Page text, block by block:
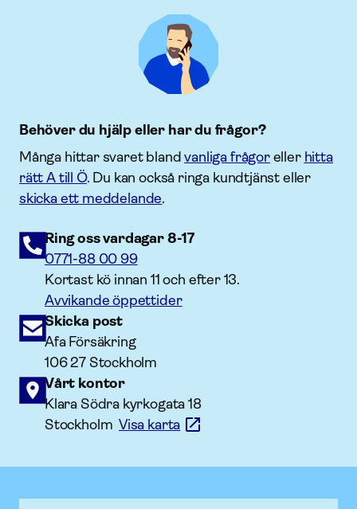
Behöver du hjälp eller har du frågor?
Många hittar svaret blandvanliga frågoreller hitta
rätt A till Ö. Du kan också ringa kundtjänst eller
skicka ett meddelande.
Ring oss vardagar 8-17
0771-88 00 99
Kortast kö innan 11 och efter 13.
Avvikande öppettider
Skicka post
Afa Försäkring
106 27 Stockholm
Vårt kontor
Klara Södra kyrkogata 18
StockholmVisa karta